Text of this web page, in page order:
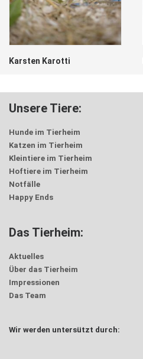
Karsten Karotti
Unsere Tiere:
Hunde im Tierheim
Katzen im Tierheim
Kleintiere im Tierheim
Hoftiere im Tierheim
Notfälle
Happy Ends
Das Tierheim:
Aktuelles
Über das Tierheim
Impressionen
Das Team
Wir werden untersützt durch: